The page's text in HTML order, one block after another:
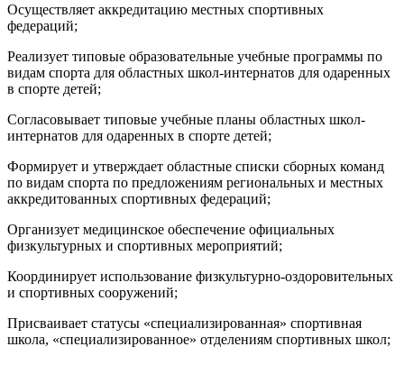
Осуществляет аккредитацию местных спортивных
федераций;
Реализует типовые образовательные учебные программы по
видам спорта для областных школ-интернатов для одаренных
в спорте детей;
Согласовывает типовые учебные планы областных школ-
интернатов для одаренных в спорте детей;
Формирует и утверждает областные списки сборных команд
по видам спорта по предложениям региональных и местных
аккредитованных спортивных федераций;
Организует медицинское обеспечение официальных
физкультурных и спортивных мероприятий;
Координирует использование физкультурно-оздоровительных
и спортивных сооружений;
Присваивает статусы «специализированная» спортивная
школа, «специализированное» отделениям спортивных школ;